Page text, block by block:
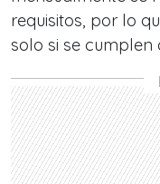
requisitos, por lo
solo si se cumplen